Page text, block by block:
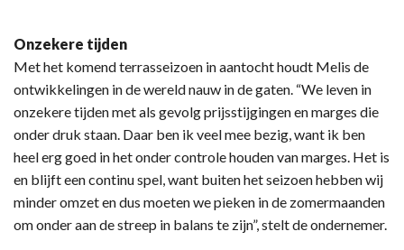
Onzekere tijden
Met het komend terrasseizoen in aantocht houdt Melis de
ontwikkelingen in de wereld nauw in de gaten. “We leven in
onzekere tijden met als gevolg prijsstijgingen en marges die
onder druk staan. Daar ben ik veel mee bezig, want ik ben
heel erg goed in het onder controle houden van marges. Het is
en blijft een continu spel, want buiten het seizoen hebben wij
minder omzet en dus moeten we pieken in de zomermaanden
om onder aan de streep in balans te zijn”, stelt de ondernemer.